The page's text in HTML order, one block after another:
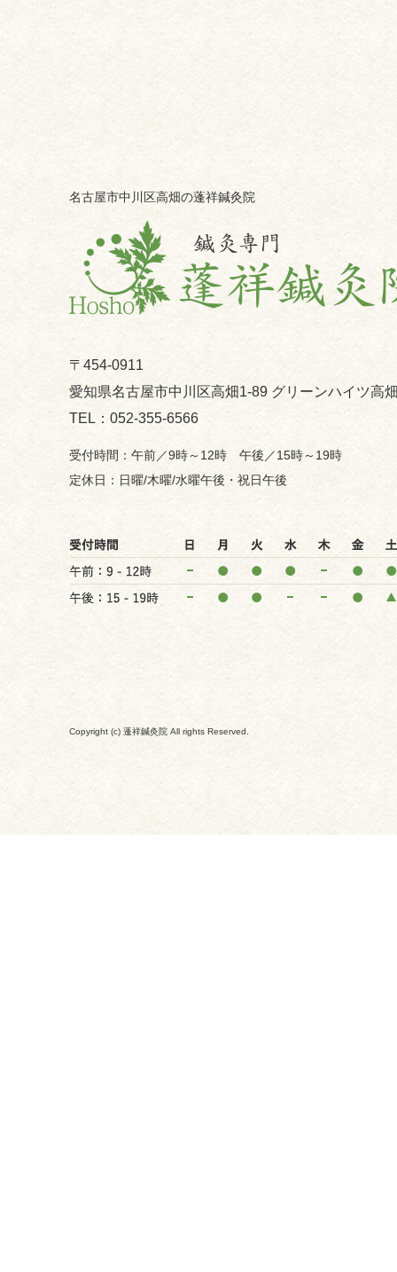
名古屋市中川区高畑の蓬祥鍼灸院
〒454-0911
愛知県名古屋市中川区高畑1-89 グリーンハイツ高
052-355-6566
午前／9時～12時 午後／15時～19時
日曜/木曜/水曜午後・祝日午後
Copyright (c) 蓬祥鍼灸院 All rights Reserved.